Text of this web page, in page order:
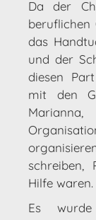
Da der
beruflichen
das
und der
diesen
mit den
schreiben,
Hilfe waren.
Es wurde